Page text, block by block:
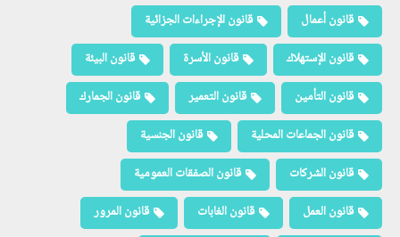
قانون أعمال
قانون الإجراءات الجزائية
قانون الإستهلاك
قانون الأسرة
قانون البيئة
قانون التأمين
قانون التعمير
قانون الجمارك
قانون الجماعات المحلية
قانون الجنسية
قانون الشركات
قانون الصفقات العمومية
قانون العمل
قانون الغابات
قانون المرور